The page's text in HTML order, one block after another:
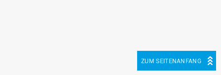
ZUM SEITENANFANG